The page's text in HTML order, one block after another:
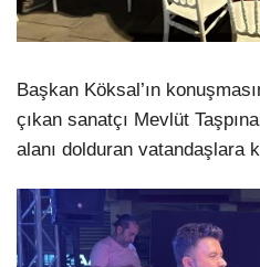
Başkan Köksal’ın
çıkan sanatçı Mevlüt
alanı dolduran vatandaşlara